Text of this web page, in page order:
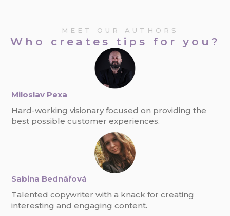
MEET OUR AUTHORS
Who creates tips for you?
Miloslav Pexa
Hard-working visionary focused on providing the
best possible customer experiences.
Sabina Bednářová
Talented copywriter with a knack for creating
interesting and engaging content.